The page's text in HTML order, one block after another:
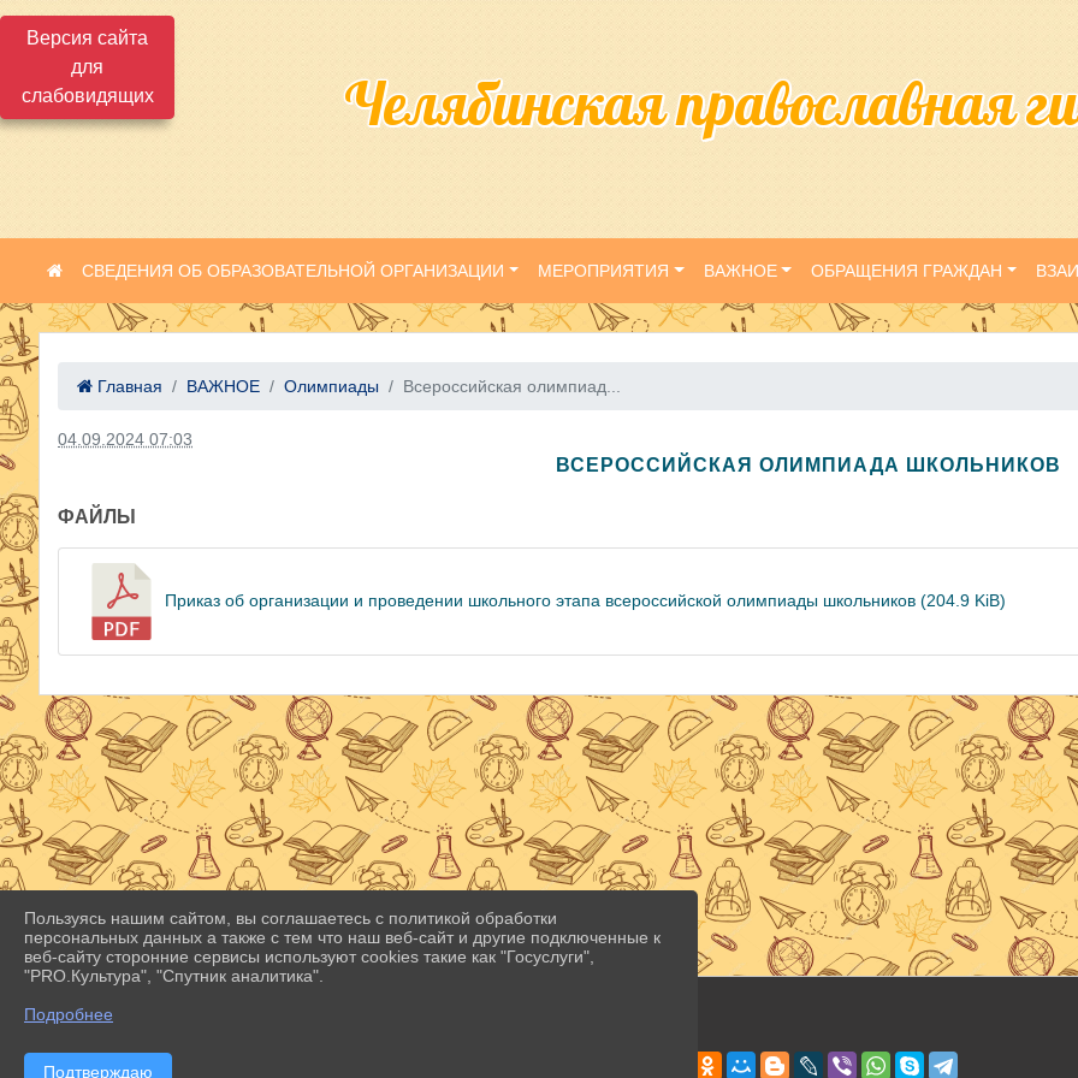
Версия сайта
для
слабовидящих
Челябинская православная
СВЕДЕНИЯ ОБ ОБРАЗОВАТЕЛЬНОЙ ОРГАНИЗАЦИИ МЕРОПРИЯТИЯ ВАЖНОЕ ОБРАЩЕНИЯ ГРАЖДАН
Главная ВАЖНОЕ Олимпиады Всероссийская олимпиад...
04.09.2024 07:03
ВСЕРОССИЙСКАЯ ОЛИМПИАДА ШКОЛЬНИКОВ
ФАЙЛЫ
Приказ об организации и проведении школьного этапа всероссийской олимпиады школьников (204.9 KiB)
Пользуясь нашим сайтом, вы соглашаетесь с политикой обработки
персональных данных а также с тем что наш веб-сайт и другие подключенные к
веб-сайту сторонние сервисы используют cookies такие как "Госуслуги",
"PRO.Культура", "Спутник аналитика".
Подробнее
Подтверждаю